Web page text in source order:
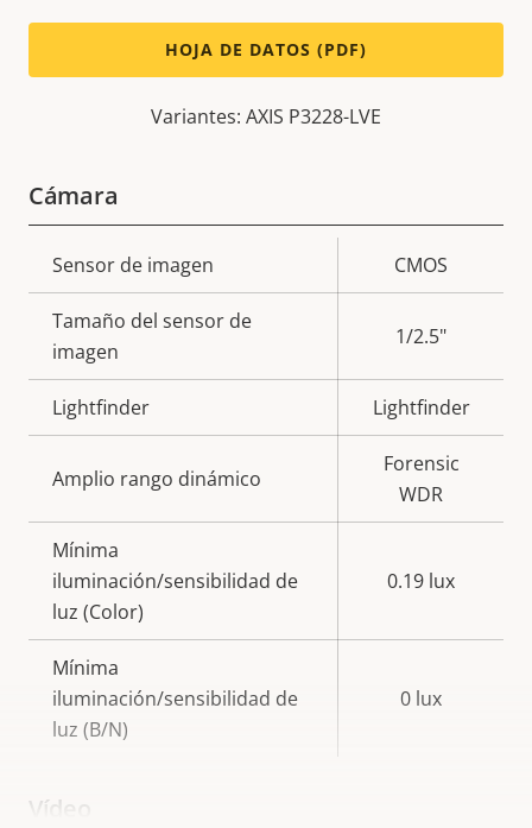
HOJA DE DATOS (PDF)
Variantes: AXIS P3228-LVE
Cámara
Descripción
de
propiedad
la
propiedad
Sensor de imagen CMOS
Tamaño del sensor de
imagen
1/2.5"
Lightfinder Lightfinder
Amplio rango dinámico
Forensic
WDR
Mínima
iluminación/sensibilidad de
luz (Color)
0.19 lux
Mínima
iluminación/sensibilidad de
luz (B/N)
0 lux
Vídeo